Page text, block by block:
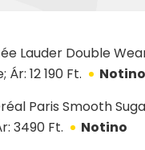
Lauder Double
12 190 Ft.
Notino
Paris Smooth
3490 Ft.
Notino